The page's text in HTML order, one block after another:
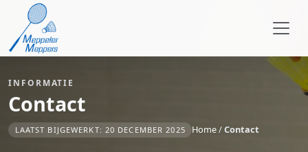
INFORMATIE
Contact
LAATST BIJGEWERKT: 20 DECEMBER 2025 Home/Contact